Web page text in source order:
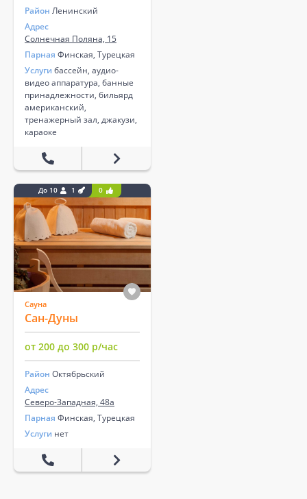
Район Ленинский
Адрес
Солнечная Поляна, 15
Парная Финская, Турецкая
Услуги бассейн, аудио-
видео аппаратура, банные
принадлежности, бильярд
американский,
тренажерный зал, джакузи,
караоке
До 10 1 0
Сауна
Сан-Дуны
от 200 до 300 р/час
Район Октябрьский
Адрес
Северо-Западная, 48а
Парная Финская, Турецкая
Услуги нет